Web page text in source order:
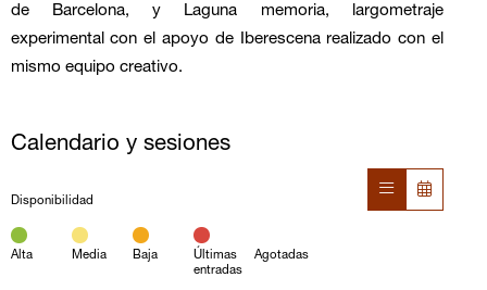
de Barcelona, y Laguna memoria, largometraje
experimental con el apoyo de Iberescena realizado con el
mismo equipo creativo.
Calendario y sesiones
Disponibilidad
Alta Media Baja
Últimas
entradas
Agotadas